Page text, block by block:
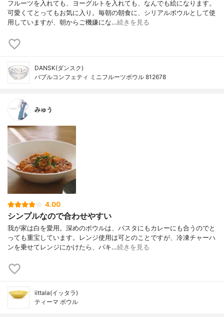
フルーツを入れても、ヨーグルトを入れても、なんでも絵になります。
可愛くてとってもお気に入り。毎朝の朝食に、シリアルボウルとして使
用していますが、朝からご機嫌にな…続きを見る
DANSK(ダンスク)
バブルコンフェティ ミニフルーツボウル 812678
みゅう
4.00
シンプルなので合わせやすい
我が家は白を愛用。深めのボウルは、パスタにもカレーにも合うのでと
っても重宝しています。レンジ使用は可とのことですが、冷凍チャーハ
ンを乗せてレンジにかけたら、パキ…続きを見る
iittala(イッタラ)
ティーマ ボウル